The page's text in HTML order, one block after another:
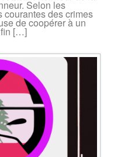
Selon les
courantes des crimes
de coopérer à un
fin […]